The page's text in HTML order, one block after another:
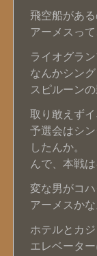
飛空船がある
アーメスっ
ライオグラ
なんかシン
スピルーン
取り敢えず
予選会はシ
したんか。
んで、本戦
変な男がコ
アーメスかな
ホテルとカ
エレベータ